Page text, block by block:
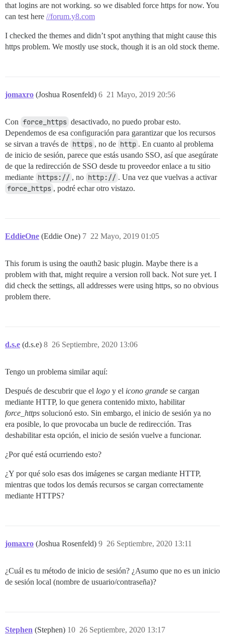
that logins are not working. so we disabled force https for now. You
can test here //forum.y8.com
I checked the themes and didn’t spot anything that might cause this
https problem. We mostly use stock, though it is an old stock theme.
jomaxro (Joshua Rosenfeld) 21 Mayo, 2019 20:56
6
Con force_https desactivado, no puedo probar esto.
Dependemos de esa configuración para garantizar que los recursos
se sirvan a través de https , no de http . En cuanto al problema
de inicio de sesión, parece que estás usando SSO, así que asegúrate
de que la redirección de SSO desde tu proveedor enlace a tu sitio
mediante https:// , no http:// . Una vez que vuelvas a activar
force_https , podré echar otro vistazo.
EddieOne (Eddie One) 22 Mayo, 2019 01:05
7
This forum is using the oauth2 basic plugin. Maybe there is a
problem with that, might require a version roll back. Not sure yet. I
did check the settings, all addresses were using https, so no obvious
problem there.
d.s.e (d.s.e) 26 Septiembre, 2020 13:06
8
Tengo un problema similar aquí:
Después de descubrir que el logo y el icono grande se cargan
mediante HTTP, lo que genera contenido mixto, habilitar
force_https solucionó esto. Sin embargo, el inicio de sesión ya no
era posible, lo que provocaba un bucle de redirección. Tras
deshabilitar esta opción, el inicio de sesión vuelve a funcionar.
¿Por qué está ocurriendo esto?
¿Y por qué solo esas dos imágenes se cargan mediante HTTP,
mientras que todos los demás recursos se cargan correctamente
mediante HTTPS?
jomaxro (Joshua Rosenfeld) 26 Septiembre, 2020 13:11
9
¿Cuál es tu método de inicio de sesión? ¿Asumo que no es un inicio
de sesión local (nombre de usuario/contraseña)?
Stephen (Stephen) 26 Septiembre, 2020 13:17
10